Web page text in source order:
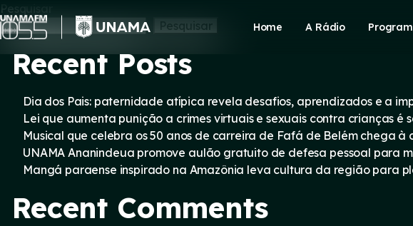
Skip
to
content
Home A Rádio
Pesquisar
Pesquisar
Recent Posts
Dia dos Pais: paternidade atípica revela desafios, aprendizados e a
Lei que aumenta punição a crimes virtuais e sexuais contra crianças é
Musical que celebra os 50 anos de carreira de Fafá de Belém chega à
UNAMA Ananindeua promove aulão gratuito de defesa pessoal para
Mangá paraense inspirado na Amazônia leva cultura da região para
Recent Comments